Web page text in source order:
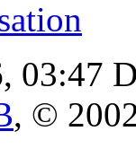
03:47
, ©